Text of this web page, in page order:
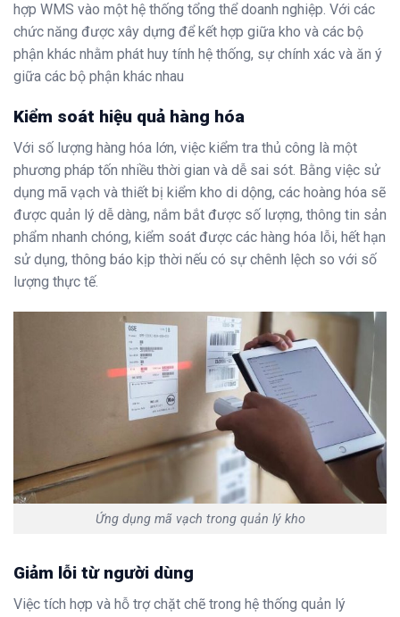
hợp WMS vào một hệ thống tổng thể doanh nghiệp. Với các
chức năng được xây dựng để kết hợp giữa kho và các bộ
phận khác nhằm phát huy tính hệ thống, sự chính xác và ăn ý
giữa các bộ phận khác nhau
Kiểm soát hiệu quả hàng hóa
Với số lượng hàng hóa lớn, việc kiểm tra thủ công là một
phương pháp tốn nhiều thời gian và dễ sai sót. Bằng việc sử
dụng mã vạch và thiết bị kiểm kho di dộng, các hoàng hóa sẽ
được quản lý dễ dàng, nắm bắt được số lượng, thông tin sản
phẩm nhanh chóng, kiểm soát được các hàng hóa lỗi, hết hạn
sử dụng, thông báo kịp thời nếu có sự chênh lệch so với số
lượng thực tế.
Ứng dụng mã vạch trong quản lý kho
Giảm lỗi từ người dùng
Việc tích hợp và hỗ trợ chặt chẽ trong hệ thống quản lý